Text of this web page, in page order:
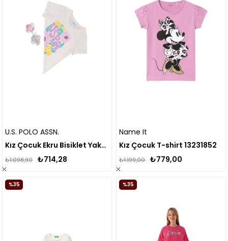
U.S. POLO ASSN.
Kız Çocuk Ekru Bisiklet Yaka Tişört 50283263-VR019
₺714,28
₺1.098,90
Name It
Kız Çocuk T-shirt 13231852
₺779,00
₺1.199,00
%35 %35